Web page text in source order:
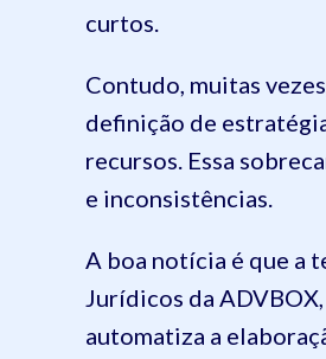
curtos.
Contudo, muitas
definição de
recursos. Essa
e inconsistências.
A boa notícia é que a
Jurídicos da
automatiza a